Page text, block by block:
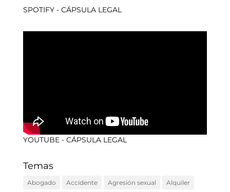
SPOTIFY - CÁPSULA LEGAL
YOUTUBE - CÁPSULA LEGAL
Temas
Abogado Accidente Agresión sexual Alquiler